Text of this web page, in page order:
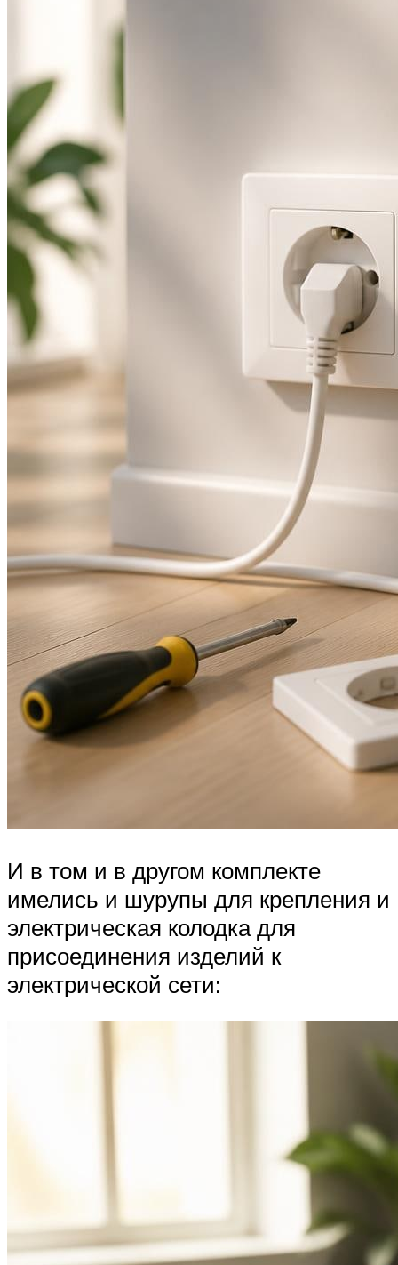
И в том и в другом комплекте
имелись и шурупы для крепления и
электрическая колодка для
присоединения изделий к
электрической сети: